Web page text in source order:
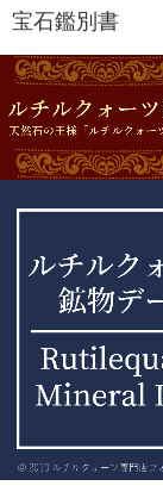
宝石鑑別書